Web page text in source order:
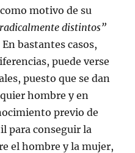
motivo de su
distintos”
En bastantes casos,
puede verse
puesto que se dan
hombre y en
previo de
para conseguir la
el hombre y la mujer,